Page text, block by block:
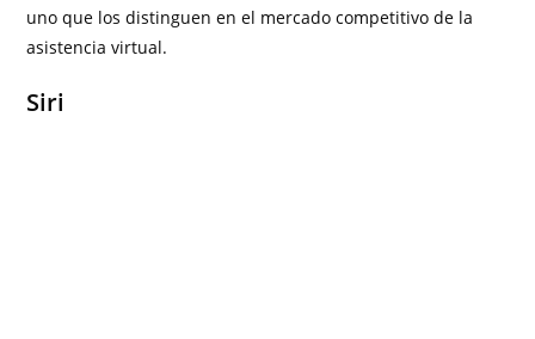
uno que los distinguen en el mercado competitivo de la
asistencia virtual.
Siri